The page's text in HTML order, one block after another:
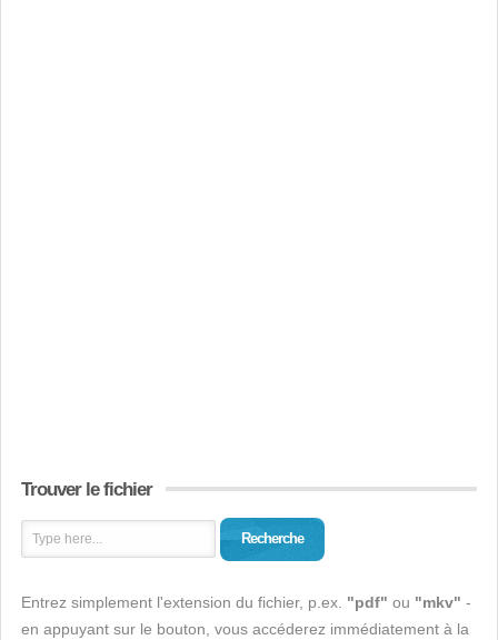
Trouver le fichier
Recherche
Entrez simplement l'extension du fichier, p.ex. "pdf" ou "mkv" -
en appuyant sur le bouton, vous accéderez immédiatement à la